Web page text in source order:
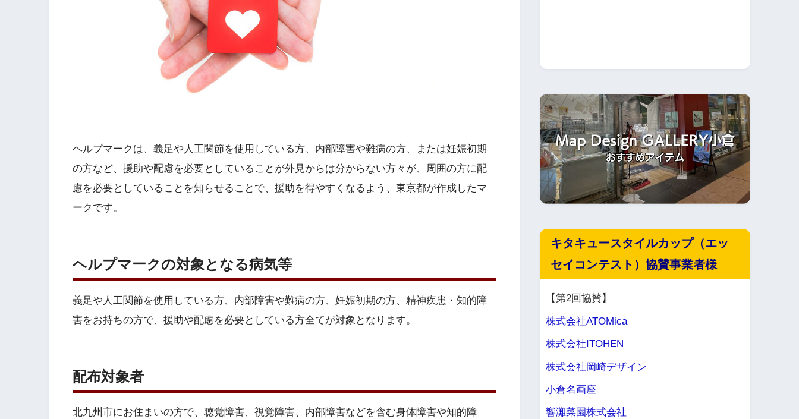
ヘルプマークは、義足や人工関節を使用している方、内部障害や難病の方、または妊娠初期
の方など、援助や配慮を必要としていることが外見からは分からない方々が、周囲の方に配
慮を必要としていることを知らせることで、援助を得やすくなるよう、東京都が作成したマ
ークです。
ヘルプマークの対象となる病気等
義足や人工関節を使用している方、内部障害や難病の方、妊娠初期の方、精神疾患・知的障
害をお持ちの方で、援助や配慮を必要としている方全てが対象となります。
配布対象者
北九州市にお住まいの方で、聴覚障害、視覚障害、内部障害などを含む身体障害や知的障
キタキュースタイルカップ（エッ
セイコンテスト）協賛事業者様
【第2回協賛】
株式会社ATOMica
株式会社ITOHEN
株式会社岡崎デザイン
小倉名画座
響灘菜園株式会社